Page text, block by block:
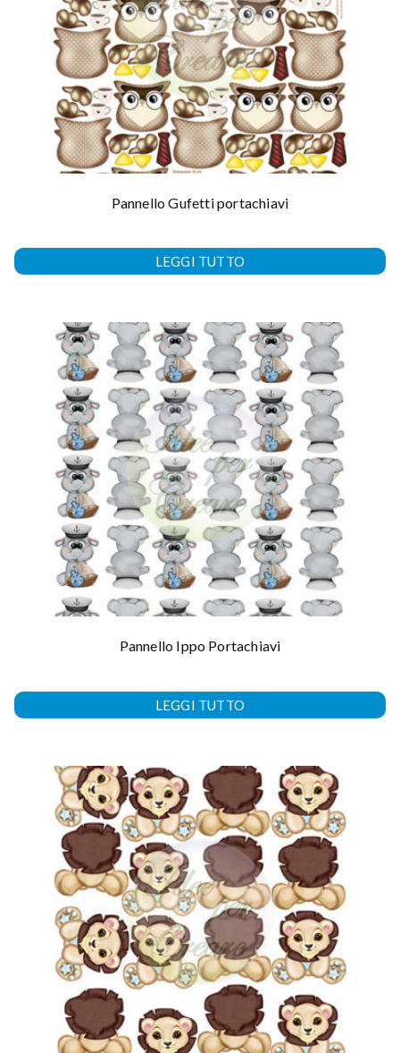
Pannello Gufetti portachiavi
LEGGI TUTTO
Pannello Ippo Portachiavi
LEGGI TUTTO